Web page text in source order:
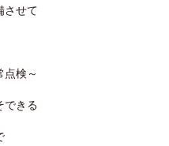
させて
点検～
できる